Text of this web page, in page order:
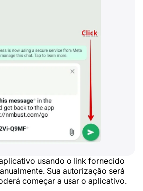
usando o link fornecido
Sua autorização será
começar a usar o aplicativo.